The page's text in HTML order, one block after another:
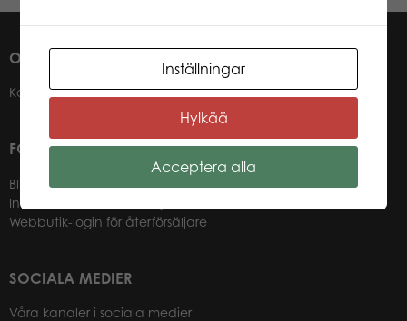
OM OSS
Kontakter
FÖR VÅRA ÅTERFÖRSÄLJARE
Bli återförsäljare
Information för återförsäljare
Webbutik-login för återförsäljare
SOCIALA MEDIER
Våra kanaler i sociala medier
Inställningar
Hylkää
Acceptera alla